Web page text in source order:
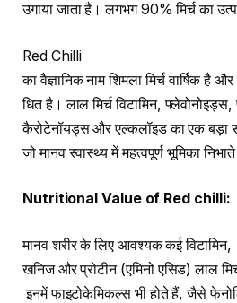
उगाया जाता है। लगभग 90% मिर्च का
Red Chilli
का वैज्ञानिक नाम शिमला मिर्च वार्षिक है
धित है। लाल मिर्च विटामिन,
कैरोटेनॉयड्स और एल्कलॉइड का एक बड़ा
जो मानव स्वास्थ्य में महत्वपूर्ण भूमिका
Nutritional Value of Red chilli:
मानव शरीर के लिए आवश्यक कई विटामिन,
खनिज और प्रोटीन (एमिनो एसिड) लाल
इनमें फाइटोकेमिकल्स भी होते हैं, जैसे